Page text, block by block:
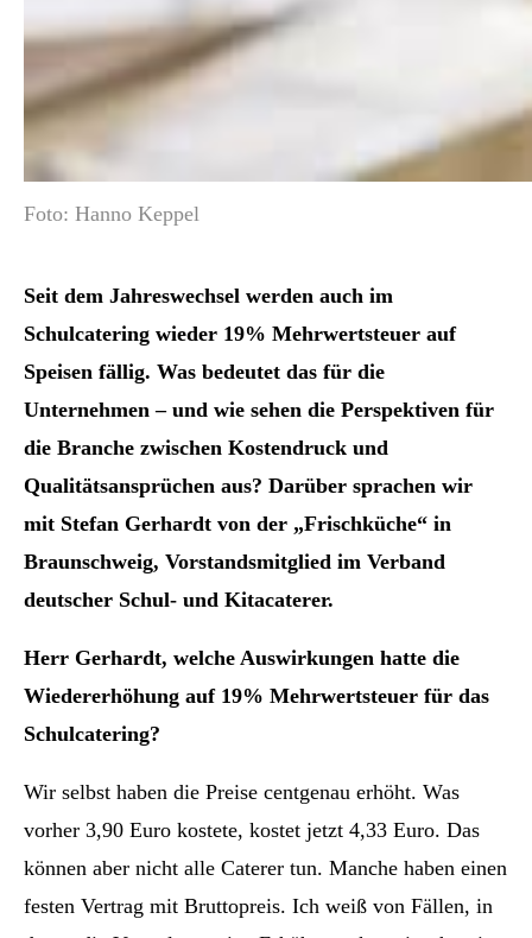
Foto: Hanno Keppel
Seit dem Jahreswechsel werden auch im
Schulcatering wieder 19% Mehrwertsteuer auf
Speisen fällig. Was bedeutet das für die
Unternehmen – und wie sehen die Perspektiven für
die Branche zwischen Kostendruck und
Qualitätsansprüchen aus? Darüber sprachen wir
mit Stefan Gerhardt von der „Frischküche“ in
Braunschweig, Vorstandsmitglied im Verband
deutscher Schul- und Kitacaterer.
Herr Gerhardt, welche Auswirkungen hatte die
Wiedererhöhung auf 19% Mehrwertsteuer für das
Schulcatering?
Wir selbst haben die Preise centgenau erhöht. Was
vorher 3,90 Euro kostete, kostet jetzt 4,33 Euro. Das
können aber nicht alle Caterer tun. Manche haben einen
festen Vertrag mit Bruttopreis. Ich weiß von Fällen, in